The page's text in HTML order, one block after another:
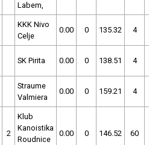
Labem,
KKK Nivo
Celje
0.00 0 135.32 4
SK Pirita 0.00 0 138.51 4
Straume
Valmiera
0.00 0 159.21 4
2
Klub
Kanoistika
Roudnice
0.00 0 146.52 60